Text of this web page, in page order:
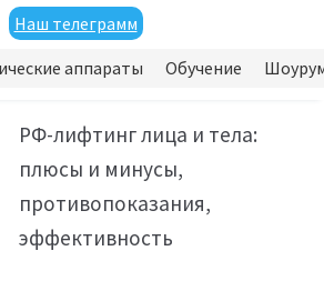
Наш телеграмм
аппараты Обучение
РФ-лифтинг лица и тела:
плюсы и минусы,
противопоказания,
эффективность